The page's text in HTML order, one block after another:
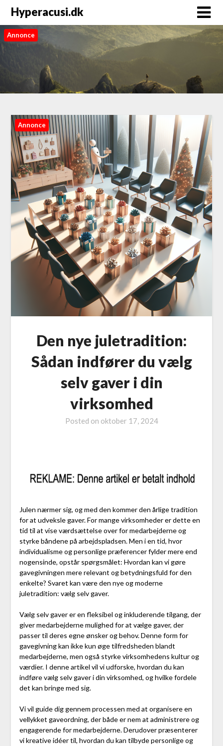
Hyperacusi.dk
Annonce
Annonce
Den nye juletradition:
Sådan indfører du vælg
selv gaver i din
virksomhed
Posted on oktober 17, 2024
Julen nærmer sig, og med den kommer den årlige tradition
for at udveksle gaver. For mange virksomheder er dette en
tid til at vise værdsættelse over for medarbejderne og
styrke båndene på arbejdspladsen. Men i en tid, hvor
individualisme og personlige præferencer fylder mere end
nogensinde, opstår spørgsmålet: Hvordan kan vi gøre
gavegivningen mere relevant og betydningsfuld for den
enkelte? Svaret kan være den nye og moderne
juletradition: vælg selv gaver.
Vælg selv gaver er en fleksibel og inkluderende tilgang, der
giver medarbejderne mulighed for at vælge gaver, der
passer til deres egne ønsker og behov. Denne form for
gavegivning kan ikke kun øge tilfredsheden blandt
medarbejderne, men også styrke virksomhedens kultur og
værdier. I denne artikel vil vi udforske, hvordan du kan
indføre vælg selv gaver i din virksomhed, og hvilke fordele
det kan bringe med sig.
Vi vil guide dig gennem processen med at organisere en
vellykket gaveordning, der både er nem at administrere og
engagerende for medarbejderne. Derudover præsenterer
vi kreative idéer til, hvordan du kan tilbyde personlige og